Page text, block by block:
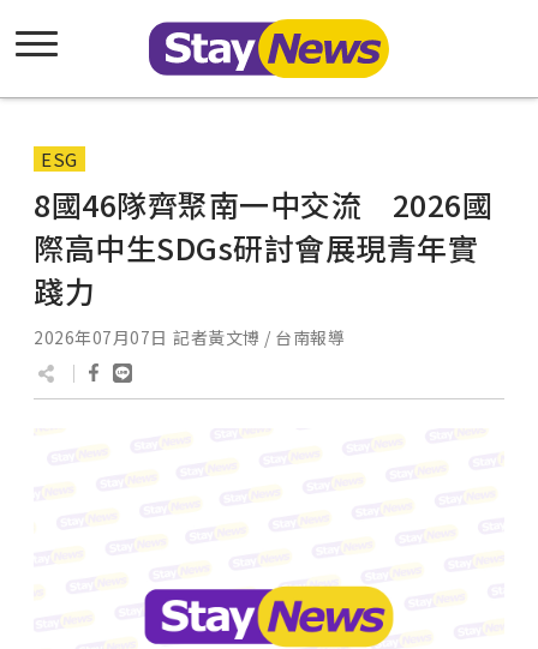
ESG
8國46隊齊聚南一中交流 2026國
際高中生SDGs研討會展現青年實
踐力
2026年07月07日 記者黃文博 / 台南報導